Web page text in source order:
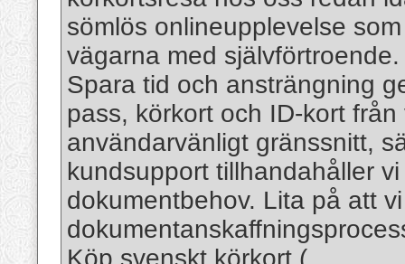
sömlös onlineupplevelse
vägarna med självförtroende.
Spara tid och ansträngning
pass, körkort och ID-kort
användarvänligt gränssnitt,
kundsupport tillhandahåller
dokumentbehov. Lita på att